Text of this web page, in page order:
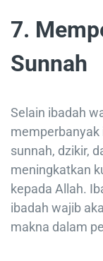
7.
Sunnah
Selain ibadah
memperbanyak
sunnah, dzikir,
meningkatkan
kepada Allah.
ibadah wajib
makna dalam